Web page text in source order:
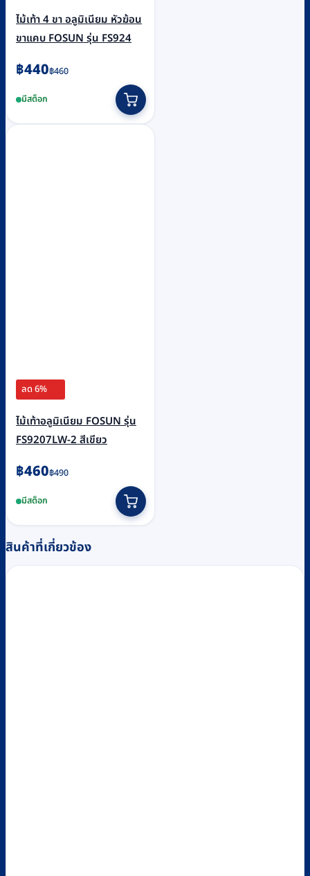
ไม้เท้า 4 ขา อลูมิเนียม หัวฆ้อน
ขาแคบ FOSUN รุ่น FS924
฿460
Original
was:
฿460.
฿440
Current
is:
฿440.
มีสต็อก
ลด 6%
ไม้เท้าอลูมิเนียม FOSUN รุ่น
FS9207LW-2 สีเขียว
฿490
Original
was:
฿490.
฿460
Current
is:
฿460.
มีสต็อก
สินค้าที่เกี่ยวข้อง